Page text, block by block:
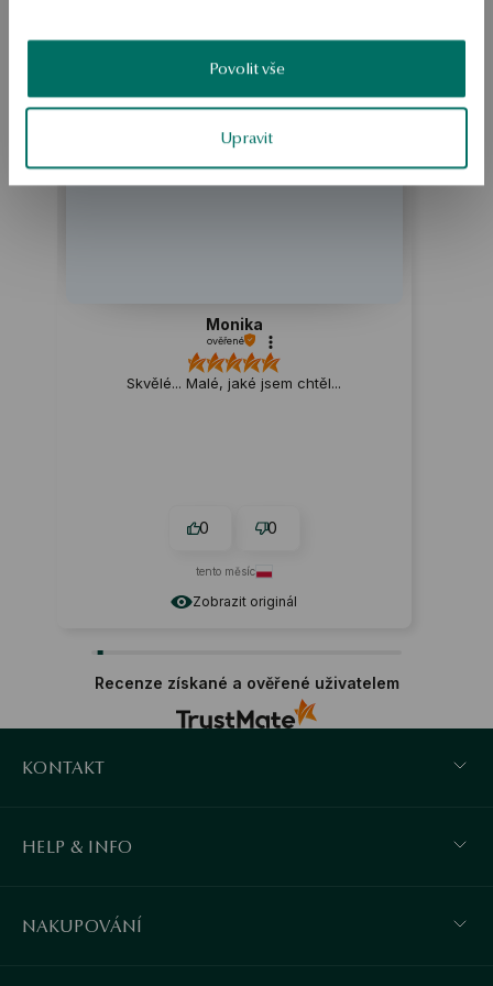
Povolit vše
Upravit
Produkt nemá žádné recenze
Možná by Vás mohly zajímat i jiné produkty
Zobrazit originál
Monika
ověřené
Skvělé... Malé, jaké jsem chtěl...
0 0
tento měsíc
Recenze získané a ověřené uživatelem
KONTAKT
HELP & INFO
NAKUPOVÁNÍ